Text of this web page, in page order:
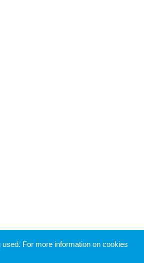
For more information on cookies